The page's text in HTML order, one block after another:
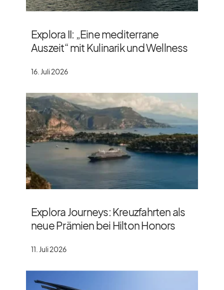
Explora II: „Eine mediterrane
Auszeit“ mit Kulinarik und Wellness
16. Juli 2026
Explora Journeys: Kreuzfahrten als
neue Prämien bei Hilton Honors
11. Juli 2026